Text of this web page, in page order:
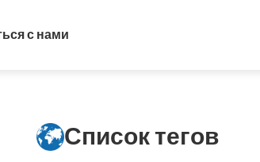
с нами
Список тегов